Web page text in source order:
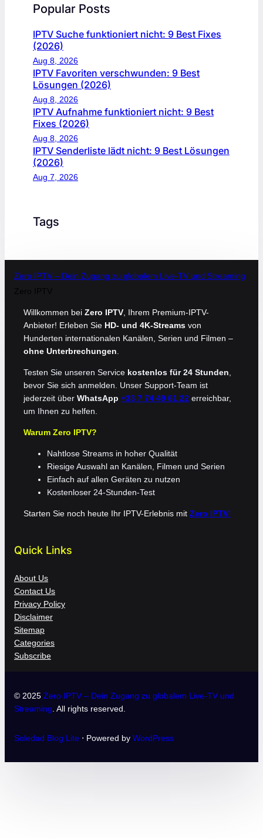
Popular Posts
IPTV Suche funktioniert nicht: 9 Best Fixes
(2026)
Aug 8, 2026
IPTV Favoriten verschwunden: 9 Best
Lösungen (2026)
Aug 8, 2026
IPTV Aufnahme funktioniert nicht: 9 Best
Fixes (2026)
Aug 8, 2026
IPTV Senderliste lädt nicht: 9 Best Lösungen
(2026)
Aug 7, 2026
Tags
Zero IPTV – Dein Zugang zu globalem Live-TV und Streaming
Zero IPTV
Willkommen bei Zero IPTV, Ihrem Premium-IPTV-
Anbieter! Erleben Sie HD- und 4K-Streams von
Hunderten internationalen Kanälen, Serien und Filmen –
ohne Unterbrechungen.
Testen Sie unseren Service kostenlos für 24 Stunden,
bevor Sie sich anmelden. Unser Support-Team ist
jederzeit über WhatsApp +33 7 74 49 61 22 erreichbar,
um Ihnen zu helfen.
Warum Zero IPTV?
Nahtlose Streams in hoher Qualität
Riesige Auswahl an Kanälen, Filmen und Serien
Einfach auf allen Geräten zu nutzen
Kostenloser 24-Stunden-Test
Starten Sie noch heute Ihr IPTV-Erlebnis mit Zero IPTV!
Quick Links
About Us
Contact Us
Privacy Policy
Disclaimer
Sitemap
Categories
Subscribe
© 2025 Zero IPTV – Dein Zugang zu globalem Live-TV und
Streaming . All rights reserved.
Soledad Blog Lite ⋅ Powered by WordPress